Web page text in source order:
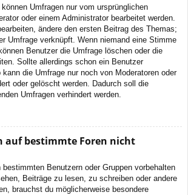
Umfragen nur vom ursprünglichen
oder einem Administrator bearbeitet werden.
ändere den ersten Beitrag des Themas;
Umfrage verknüpft. Wenn niemand eine Stimme
Benutzer die Umfrage löschen oder die
Sollte allerdings schon ein Benutzer
die Umfrage nur noch von Moderatoren oder
oder gelöscht werden. Dadurch soll die
Umfragen verhindert werden.
auf bestimmte Foren nicht
bestimmten Benutzern oder Gruppen vorbehalten
Beiträge zu lesen, zu schreiben oder andere
brauchst du möglicherweise besondere